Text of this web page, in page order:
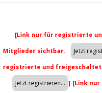
[Link nur für registrierte
Mitglieder sichtbar.
registrierte und
] [Link